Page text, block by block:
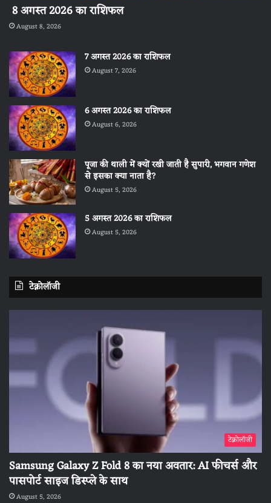
8 अगस्त 2026 का राशिफल
August 8, 2026
7 अगस्त 2026 का राशिफल
August 7, 2026
6 अगस्त 2026 का राशिफल
August 6, 2026
पूजा की थाली में क्यों रखी जाती है सुपारी, भगवान गणेश
से इसका क्या नाता है?
August 5, 2026
5 अगस्त 2026 का राशिफल
August 5, 2026
टेक्नोलॉजी
टेक्नोलॉजी
Samsung Galaxy Z Fold 8 का नया अवतार: AI फीचर्स और
पासपोर्ट साइज डिस्प्ले के साथ
August 5, 2026